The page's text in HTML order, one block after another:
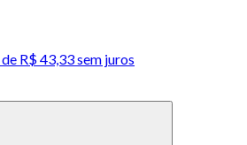
R$ 43,33 sem juros